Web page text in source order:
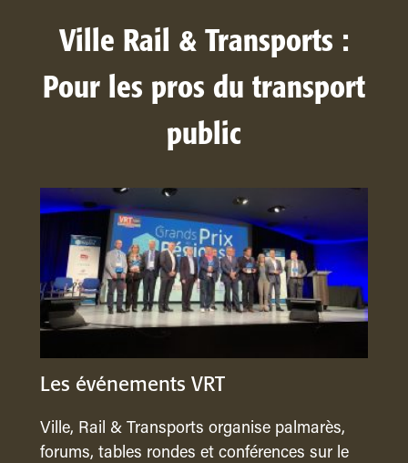
Ville Rail & Transports :
Pour les pros du transport
public
Les événements VRT
Ville, Rail & Transports organise palmarès,
forums, tables rondes et conférences sur le